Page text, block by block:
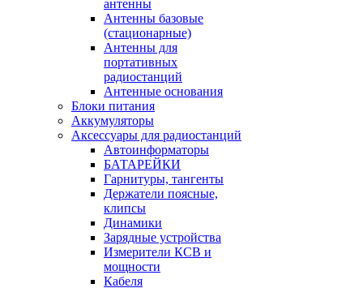
антенны
Антенны базовые
(стационарные)
Антенны для
портативных
радиостанций
Антенные основания
Блоки питания
Аккумуляторы
Аксессуары для радиостанций
Автоинформаторы
БАТАРЕЙКИ
Гарнитуры, тангенты
Держатели поясные,
клипсы
Динамики
Зарядные устройства
Измерители КСВ и
мощности
Кабеля